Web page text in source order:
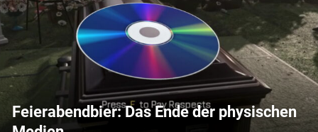
Feierabendbier: Das Ende der physischen